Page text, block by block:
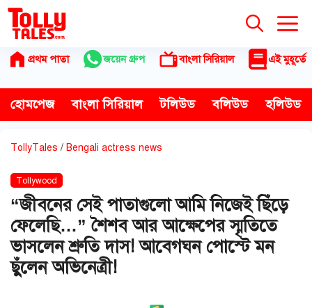
Skip
content
প্রথম পাতা জয়েন গ্রুপ বাংলা সিরিয়াল এই মুহূর্তে
হোমপেজ বাংলা সিরিয়াল টলিউড বলিউড হলিউড
TollyTales / Bengali actress news
Tollywood
“জীবনের সেই পাতাগুলো আমি নিজেই ছিঁড়ে
ফেলেছি…” শৈশব আর আক্ষেপের স্মৃতিতে
ভাসলেন শ্রুতি দাস! আবেগঘন পোস্টে মন
ছুঁলেন অভিনেত্রী!